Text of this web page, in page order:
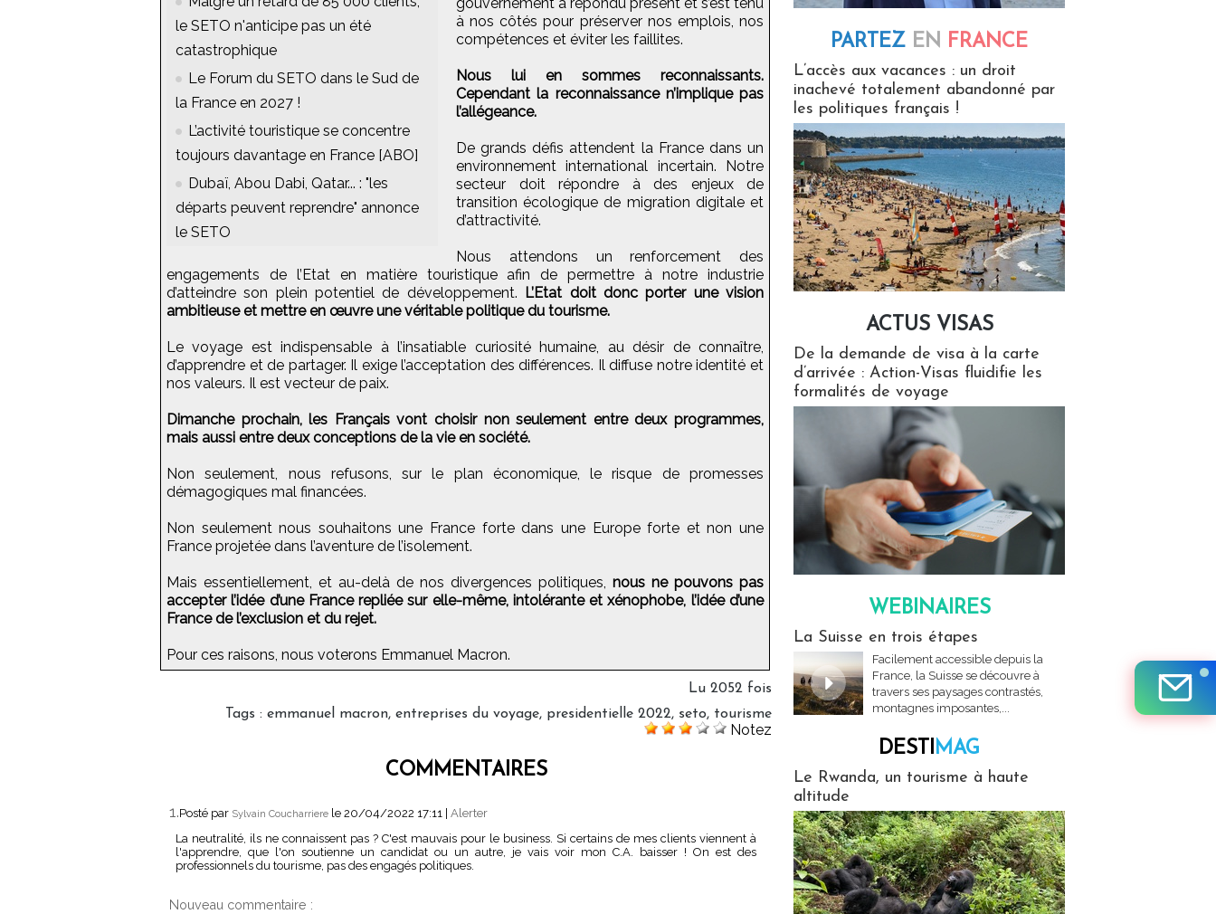
le SETO n'anticipe pas un été
catastrophique
Le Forum du SETO dans le Sud de
la France en 2027 !
L’activité touristique se concentre
toujours davantage en France [ABO]
Dubaï, Abou Dabi, Qatar... : "les
départs peuvent reprendre" annonce
le SETO
à nos côtés pour préserver nos emplois, nos
compétences et éviter les faillites.
Nous lui en sommes reconnaissants.
Cependant la reconnaissance n’implique pas
l’allégeance.
De grands défis attendent la France dans un
environnement international incertain. Notre
secteur doit répondre à des enjeux de
transition écologique de migration digitale et
d’attractivité.
Nous attendons un renforcement des
engagements de l’Etat en matière touristique afin de permettre à notre industrie
d’atteindre son plein potentiel de développement. L’Etat doit donc porter une vision
ambitieuse et mettre en œuvre une véritable politique du tourisme.
Le voyage est indispensable à l’insatiable curiosité humaine, au désir de connaître,
d’apprendre et de partager. Il exige l’acceptation des différences. Il diffuse notre identité et
nos valeurs. Il est vecteur de paix.
Dimanche prochain, les Français vont choisir non seulement entre deux programmes,
mais aussi entre deux conceptions de la vie en société.
Non seulement, nous refusons, sur le plan économique, le risque de promesses
démagogiques mal financées.
Non seulement nous souhaitons une France forte dans une Europe forte et non une
France projetée dans l’aventure de l’isolement.
Mais essentiellement, et au-delà de nos divergences politiques, nous ne pouvons pas
accepter l’idée d’une France repliée sur elle-même, intolérante et xénophobe, l’idée d’une
France de l’exclusion et du rejet.
Pour ces raisons, nous voterons Emmanuel Macron.
Lu 2052 fois
Tags : emmanuel macron, entreprises du voyage, presidentielle 2022, seto, tourisme
Notez
COMMENTAIRES
1.Posté par Sylvain Coucharriere le 20/04/2022 17:11
Alerter
La neutralité, ils ne connaissent pas ? C'est mauvais pour le business. Si certains de mes clients viennent à
l'apprendre, que l'on soutienne un candidat ou un autre, je vais voir mon C.A. baisser ! On est des
professionnels du tourisme, pas des engagés politiques.
Nouveau commentaire :
PARTEZ EN FRANCE
L’accès aux vacances : un droit
inachevé totalement abandonné par
les politiques français !
ACTUS VISAS
De la demande de visa à la carte
d’arrivée : Action-Visas fluidifie les
formalités de voyage
WEBINAIRES
La Suisse en trois étapes
Facilement accessible depuis la
France, la Suisse se découvre à
travers ses paysages contrastés,
montagnes imposantes,...
DESTIMAG
Le Rwanda, un tourisme à haute
altitude